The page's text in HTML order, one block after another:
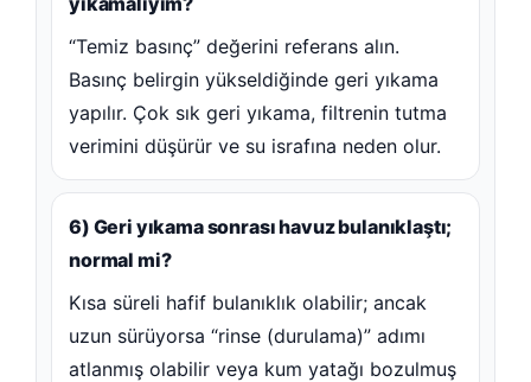
“Temiz basınç” değerini referans alın.
Basınç belirgin yükseldiğinde geri yıkama
yapılır. Çok sık geri yıkama, filtrenin tutma
verimini düşürür ve su israfına neden olur.
6) Geri yıkama sonrası havuz bulanıklaştı;
normal mi?
Kısa süreli hafif bulanıklık olabilir; ancak
uzun sürüyorsa “rinse (durulama)” adımı
atlanmış olabilir veya kum yatağı bozulmuş